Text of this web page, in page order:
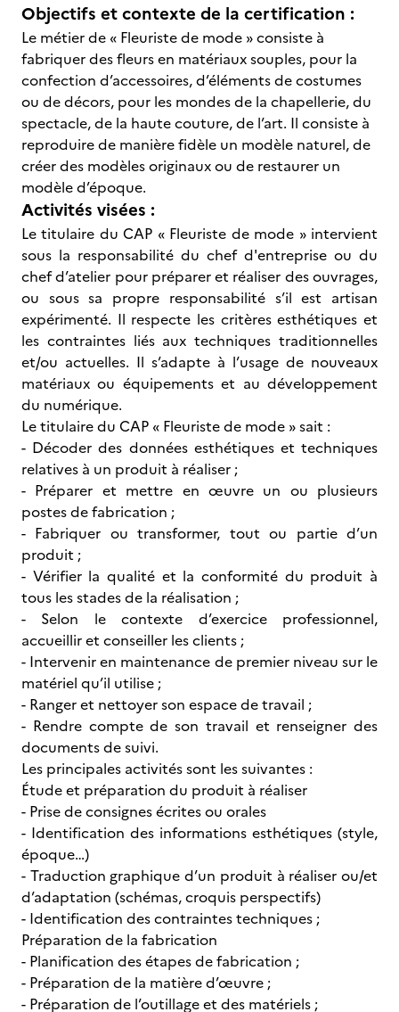
Objectifs et contexte de la certification :
Le métier de « Fleuriste de mode » consiste à
fabriquer des fleurs en matériaux souples, pour la
confection d’accessoires, d’éléments de costumes
ou de décors, pour les mondes de la chapellerie, du
spectacle, de la haute couture, de l’art. Il consiste à
reproduire de manière fidèle un modèle naturel, de
créer des modèles originaux ou de restaurer un
modèle d’époque.
Activités visées :
Le titulaire du CAP « Fleuriste de mode » intervient
sous la responsabilité du chef d'entreprise ou du
chef d’atelier pour préparer et réaliser des ouvrages,
ou sous sa propre responsabilité s’il est artisan
expérimenté. Il respecte les critères esthétiques et
les contraintes liés aux techniques traditionnelles
et/ou actuelles. Il s’adapte à l’usage de nouveaux
matériaux ou équipements et au développement
du numérique.
Le titulaire du CAP « Fleuriste de mode » sait :
- Décoder des données esthétiques et techniques
relatives à un produit à réaliser ;
- Préparer et mettre en œuvre un ou plusieurs
postes de fabrication ;
- Fabriquer ou transformer, tout ou partie d’un
produit ;
- Vérifier la qualité et la conformité du produit à
tous les stades de la réalisation ;
- Selon le contexte d’exercice professionnel,
accueillir et conseiller les clients ;
- Intervenir en maintenance de premier niveau sur le
matériel qu’il utilise ;
- Ranger et nettoyer son espace de travail ;
- Rendre compte de son travail et renseigner des
documents de suivi.
Les principales activités sont les suivantes :
Étude et préparation du produit à réaliser
- Prise de consignes écrites ou orales
- Identification des informations esthétiques (style,
époque…)
- Traduction graphique d’un produit à réaliser ou/et
d’adaptation (schémas, croquis perspectifs)
- Identification des contraintes techniques ;
Préparation de la fabrication
- Planification des étapes de fabrication ;
- Préparation de la matière d’œuvre ;
- Préparation de l’outillage et des matériels ;